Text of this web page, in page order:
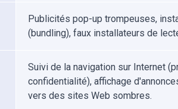
Publicités pop-up trompeuses,
(bundling), faux installateurs de
Suivi de la navigation sur Internet
confidentialité), affichage
vers des sites Web sombres.